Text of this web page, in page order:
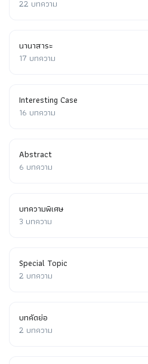
22 บทความ
นานาสาระ
17 บทความ
Interesting Case
16 บทความ
Abstract
6 บทความ
บทความพิเศษ
3 บทความ
Special Topic
2 บทความ
บทคัดย่อ
2 บทความ